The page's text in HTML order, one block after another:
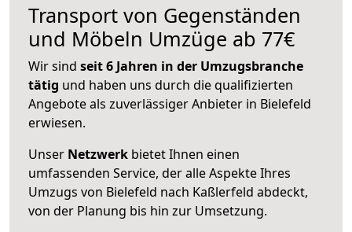
Transport von Gegenständen
und Möbeln Umzüge ab 77€
Wir sind seit 6 Jahren in der Umzugsbranche
tätig und haben uns durch die qualifizierten
Angebote als zuverlässiger Anbieter in Bielefeld
erwiesen.
Unser Netzwerk bietet Ihnen einen
umfassenden Service, der alle Aspekte Ihres
Umzugs von Bielefeld nach Kaßlerfeld abdeckt,
von der Planung bis hin zur Umsetzung.